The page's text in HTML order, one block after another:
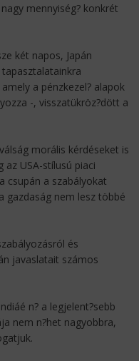
mennyiség? konkrét
két napos, Japán
a pénzkezel? alapok
-, visszatükröz?dött a
morális kérdéseket is
USA-stílusú piaci
csupán a szabályokat
gazdaság nem lesz többé
és
javaslatait számos
n? a legjelent?sebb
nem n?het nagyobbra,